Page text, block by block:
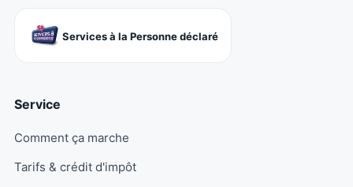
Services à la Personne déclaré
Service
Comment ça marche
Tarifs & crédit d'impôt